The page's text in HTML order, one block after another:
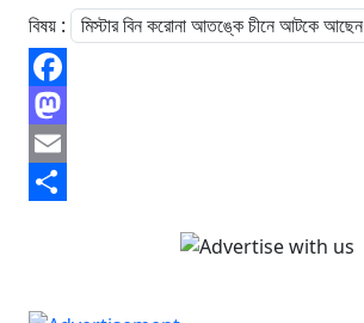
বিষয় : মিস্টার বিন করোনা আতঙ্কে চীনে আটকে আছেন
Facebook
Mastodon
Email